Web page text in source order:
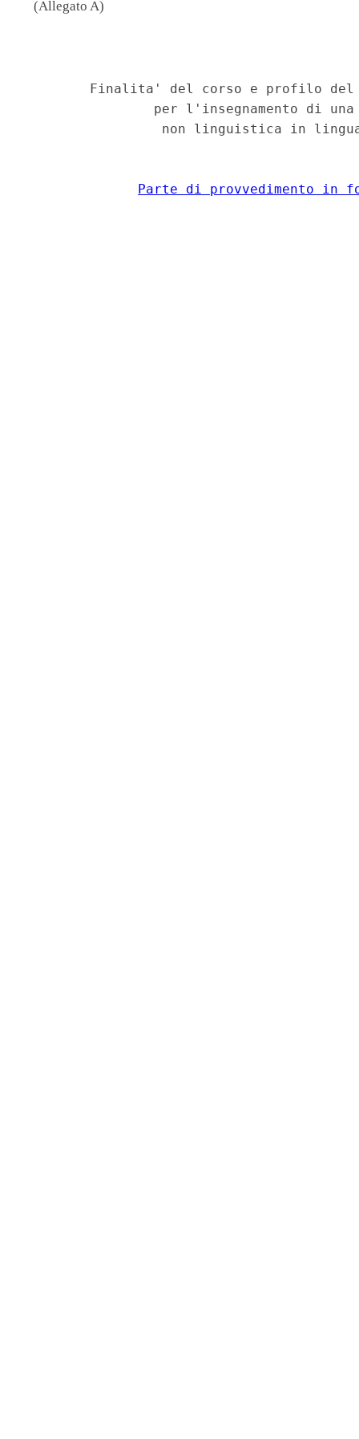
(Allegato A)
Finalita' del corso e profilo
per l'insegnamento di
non linguistica in
Parte di provvedimento in